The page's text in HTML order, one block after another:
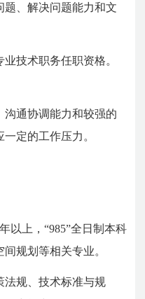
题、解决问题能力和文
技术职务任职资格。
沟通协调能力和较强的
定的工作压力。
以上，“985”全日制本科
规划等相关专业。
法规、技术标准与规